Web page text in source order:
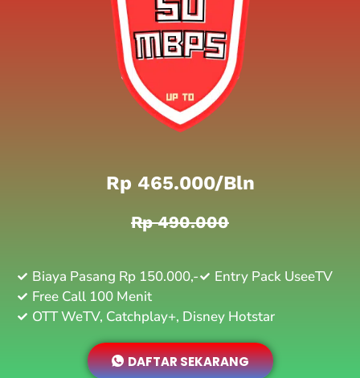
Rp 465.000/bln
Rp 490.000
Biaya Pasang Rp 150.000,-
Entry Pack UseeTV
Free Call 100 Menit
OTT WeTV, Catchplay+, Disney Hotstar
DAFTAR SEKARANG